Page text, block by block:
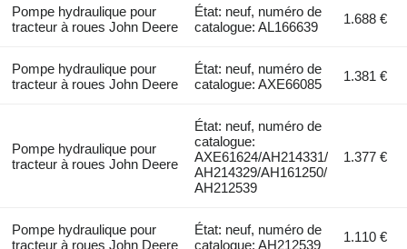
Pompe hydraulique pour
tracteur à roues John Deere
État: neuf, numéro de
catalogue: AL166639
1.688 €
Pompe hydraulique pour
tracteur à roues John Deere
État: neuf, numéro de
catalogue: AXE66085
1.381 €
Pompe hydraulique pour
tracteur à roues John Deere
État: neuf, numéro de
catalogue:
AXE61624/AH214331/
AH214329/AH161250/
AH212539
1.377 €
Pompe hydraulique pour
tracteur à roues John Deere
État: neuf, numéro de
catalogue: AH212539
1.110 €